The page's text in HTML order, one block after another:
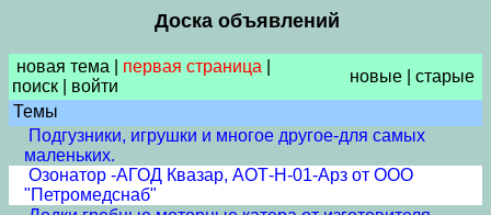
Доска объявлений
новая тема первая страница
поиск
войти
новые
старые
Темы
Подгузники, игрушки и многое другое-для самых
маленьких.
Озонатор -АГОД Квазар, АОТ-Н-01-Арз от ООО
"Петромедснаб"